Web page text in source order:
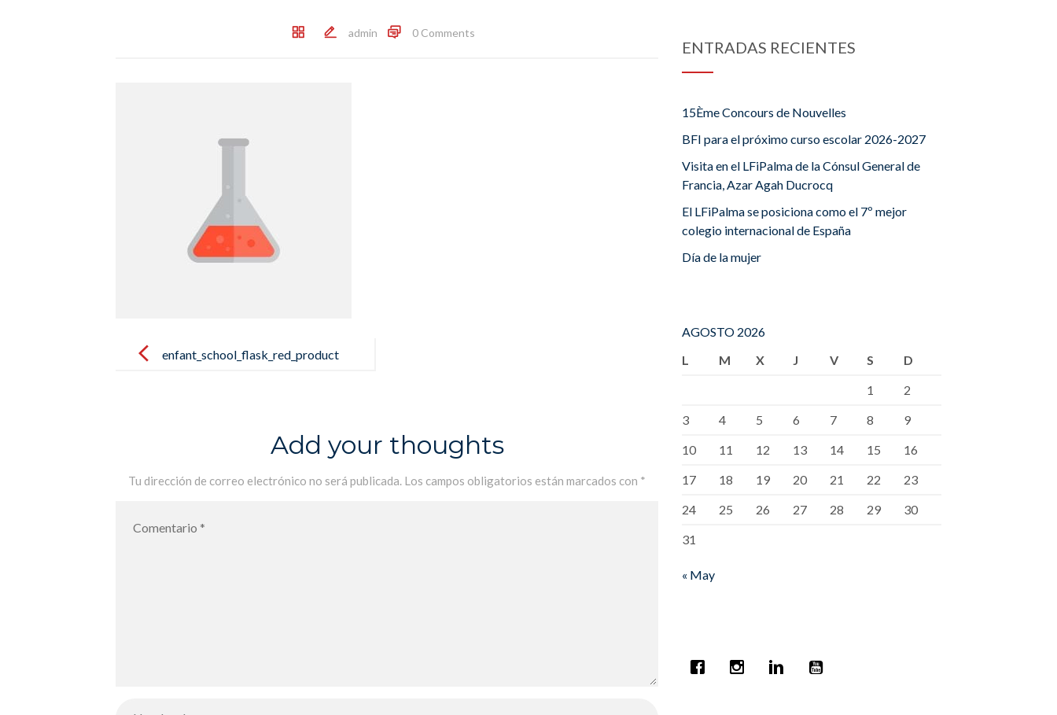
admin 0 Comments
navigationenfant_school_flask_red_product
Add your thoughts
Tu dirección de correo electrónico no será publicada. Los campos obligatorios están marcados con *
ENTRADAS RECIENTES
15Ème Concours de Nouvelles
BFI para el próximo curso escolar 2026-2027
Visita en el LFiPalma de la Cónsul General de
Francia, Azar Agah Ducrocq
El LFiPalma se posiciona como el 7º mejor
colegio internacional de España
Día de la mujer
AGOSTO 2026
L
M X J V S
D
1
2
3
4 5 6 7 8
9
10
11 12 13 14 15
16
17
18 19 20 21 22
23
24
25 26 27 28 29
30
31
« May